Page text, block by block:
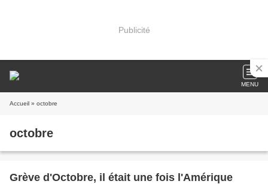
Publicité
MENU
Accueil » octobre
octobre
Grève d'Octobre, il était une fois l'Amérique